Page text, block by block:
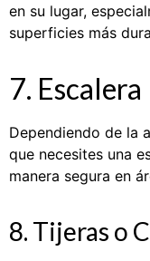
en su lugar,
superficies más
7. Escalera
Dependiendo de la
que necesites una
manera segura en
8. Tijeras o